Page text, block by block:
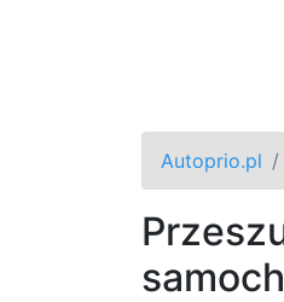
Autoprio.pl